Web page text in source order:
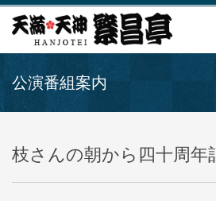
公演番組案内
枝さんの朝から四十周年